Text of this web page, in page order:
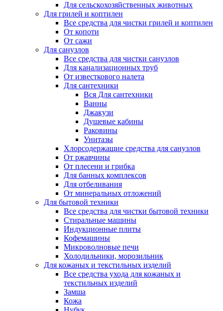
Для сельскохозяйственных животных
Для грилей и коптилен
Все средства для чистки грилей и коптилен
От копоти
От сажи
Для санузлов
Все средства для чистки санузлов
Для канализационных труб
От известкового налета
Для сантехники
Вся Для сантехники
Ванны
Джакузи
Душевые кабины
Раковины
Унитазы
Хлорсодержащие средства для санузлов
От ржавчины
От плесени и грибка
Для банных комплексов
Для отбеливания
От минеральных отложений
Для бытовой техники
Все средства для чистки бытовой техники
Стиральные машины
Индукционные плиты
Кофемашины
Микроволновые печи
Холодильники, морозильник
Для кожаных и текстильных изделий
Все средства ухода для кожаных и
текстильных изделий
Замша
Кожа